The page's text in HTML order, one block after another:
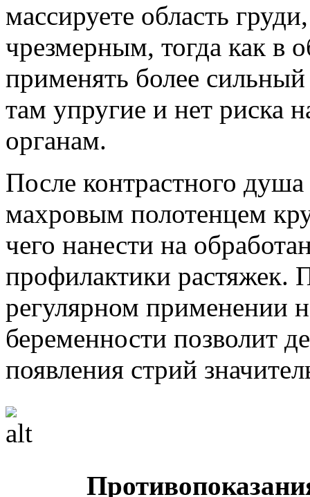
массируете область
чрезмерным, тогда как в
применять более
там упругие и нет риска
органам.
После контрастного
махровым полотенцем
чего нанести на
профилактики растяжек.
регулярном применении
беременности позволит
появления стрий